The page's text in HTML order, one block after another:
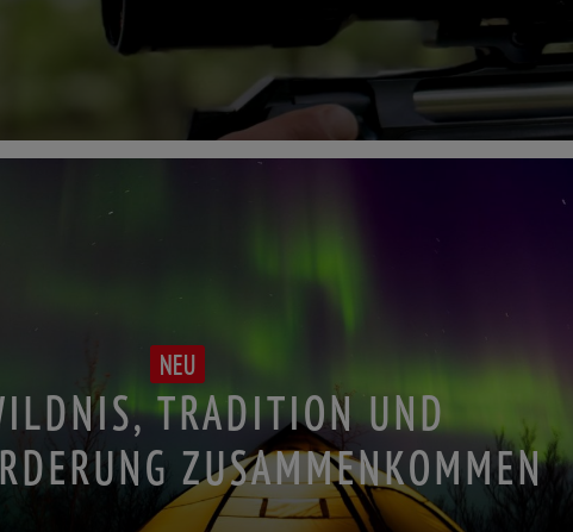
NEU
TRADITION UND
ZUSAMMENKOMMEN